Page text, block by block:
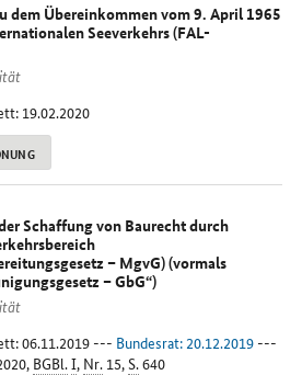
dem Übereinkommen vom 9. April 1965
Seeverkehrs (FAL-
19.02.2020
Schaffung von Baurecht durch
– MgvG) (vormals
– GbG“)
06.11.2019 --- Bundesrat: 20.12.2019---
BGBl.I, Nr.15,S.640